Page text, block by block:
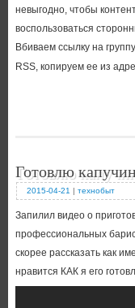
невыгодно, чтобы
воспользоваться
Вбиваем ссылку на
RSS, копируем ее из
Готовлю
2015-04-21 | технобыт
Запилил видео о
профессиональных
скорее рассказать как
нравится КАК я его